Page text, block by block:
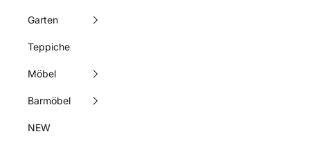
Garten
Teppiche
Möbel
Barmöbel
NEW